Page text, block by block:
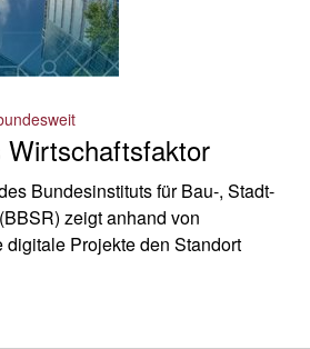
Bundesinstituts für Bau-, Stadt-
zeigt anhand von
Projekte den Standort